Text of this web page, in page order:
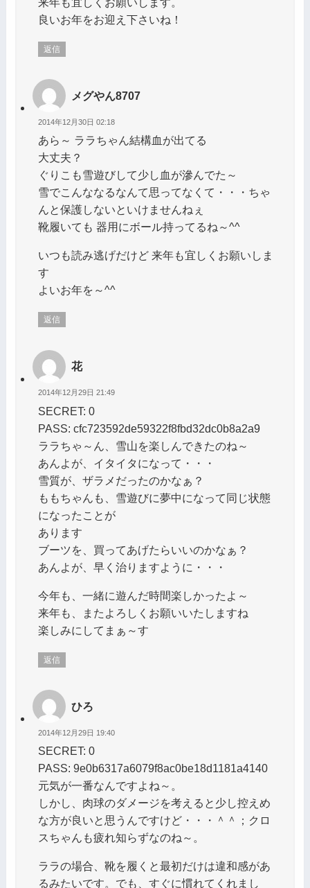
良いお年をお迎え下さいね！
返信
メグやん8707
2014年12月30日 02:18
あら～ ララちゃん結構血が出てる
大丈夫？
ぐりこも雪遊びして少し血が滲んでた～
雪でこんななるなんて思ってなくて・・・ちゃ
んと保護しないといけませんねぇ
靴履いても 器用にボール持ってるね～^^
いつも読み逃げだけど 来年も宜しくお願いしま
す
よいお年を～^^
返信
花
2014年12月29日 21:49
SECRET: 0
PASS: cfc723592de59322f8fbd32dc0b8a2a9
ララちゃ～ん、雪山を楽しんできたのね～
あんよが、イタイタになって・・・
雪質が、ザラメだったのかなぁ？
ももちゃんも、雪遊びに夢中になって同じ状態
になったことが
あります
ブーツを、買ってあげたらいいのかなぁ？
あんよが、早く治りますように・・・
今年も、一緒に遊んだ時間楽しかったよ～
来年も、またよろしくお願いいたしますね
楽しみにしてまぁ～す
返信
ひろ
2014年12月29日 19:40
SECRET: 0
PASS: 9e0b6317a6079f8ac0be18d1181a4140
元気が一番なんですよね～。
しかし、肉球のダメージを考えると少し控えめ
な方が良いと思うんですけど・・・＾＾；クロ
スちゃんも疲れ知らずなのね～。
ララの場合、靴を履くと最初だけは違和感があ
るみたいです。でも、すぐに慣れてくれまし